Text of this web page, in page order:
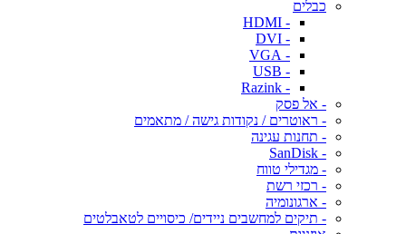
כבלים
- HDMI
- DVI
- VGA
- USB
- Razink
- אל פסק
- ראוטרים / נקודות גישה / מתאמים
- תחנות עגינה
- SanDisk
- מגדילי טווח
- רכזי רשת
- ארגונומיה
- תיקים למחשבים ניידים/ כיסויים לטאבלטים